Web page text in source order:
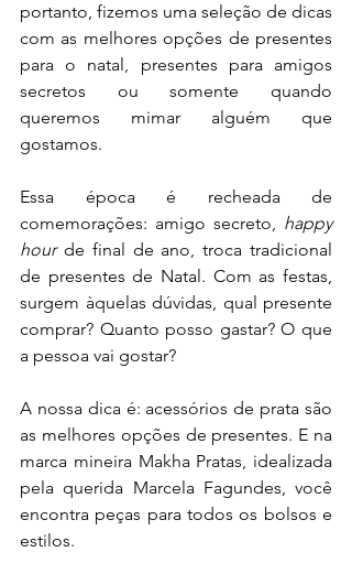
portanto, fizemos uma seleção de dicas
com as melhores opções de presentes
para o natal, presentes para amigos
secretos ou somente quando
queremos mimar alguém que
gostamos.
Essa época é recheada de
comemorações: amigo secreto, happy
hour de final de ano, troca tradicional
de presentes de Natal. Com as festas,
surgem àquelas dúvidas, qual presente
comprar? Quanto posso gastar? O que
a pessoa vai gostar?
A nossa dica é: acessórios de prata são
as melhores opções de presentes. E na
marca mineira Makha Pratas, idealizada
pela querida Marcela Fagundes, você
encontra peças para todos os bolsos e
estilos.